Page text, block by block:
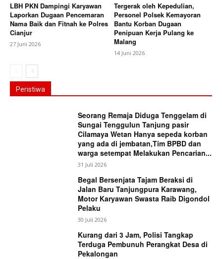
LBH PKN Dampingi Karyawan
Laporkan Dugaan Pencemaran
Nama Baik dan Fitnah ke Polres
Cianjur
27 Juni 2026
Tergerak oleh Kepedulian,
Personel Polsek Kemayoran
Bantu Korban Dugaan
Penipuan Kerja Pulang ke
Malang
14 Juni 2026
Peristiwa
Seorang Remaja Diduga Tenggelam di
Sungai Tenggulun Tanjung pasir
Cilamaya Wetan Hanya sepeda korban
yang ada di jembatan,Tim BPBD dan
warga setempat Melakukan Pencarian...
31 Juli 2026
Begal Bersenjata Tajam Beraksi di
Jalan Baru Tanjungpura Karawang,
Motor Karyawan Swasta Raib Digondol
Pelaku
30 Juli 2026
Kurang dari 3 Jam, Polisi Tangkap
Terduga Pembunuh Perangkat Desa di
Pekalongan